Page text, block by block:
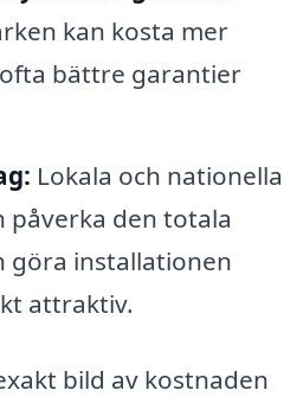
kan kosta mer
bättre garantier
Lokala och nationella
påverka den totala
göra installationen
attraktiv.
bild av kostnaden